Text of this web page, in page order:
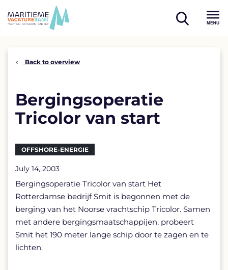
open
Back to overview
Bergingsoperatie
Tricolor van start
OFFSHORE-ENERGIE
July 14, 2003
Bergingsoperatie Tricolor van start Het
Rotterdamse bedrijf Smit is begonnen met de
berging van het Noorse vrachtschip Tricolor. Samen
met andere bergingsmaatschappijen, probeert
Smit het 190 meter lange schip door te zagen en te
lichten.